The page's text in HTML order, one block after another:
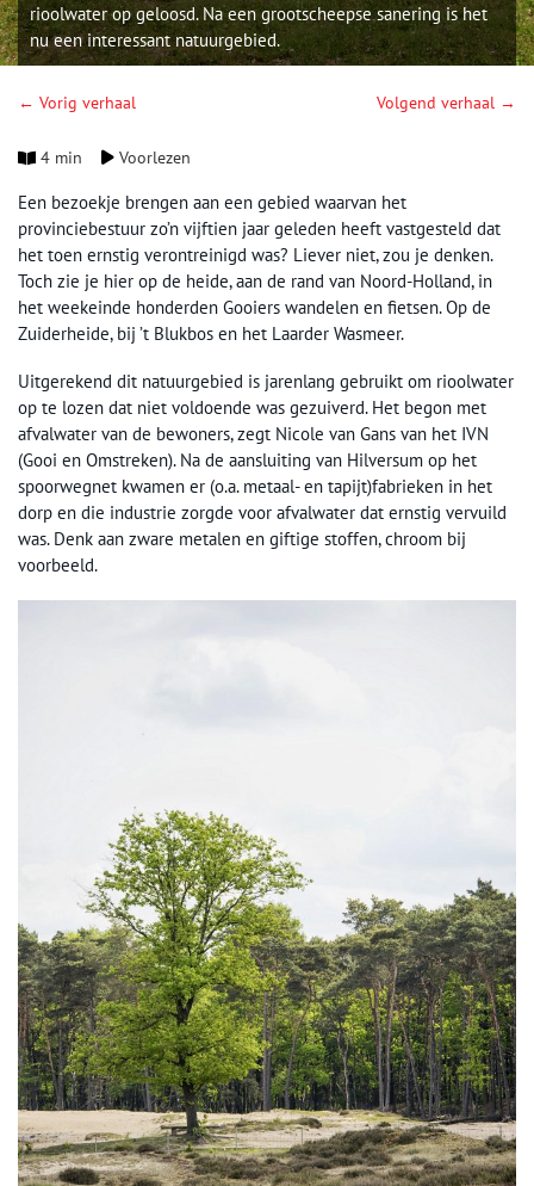
rioolwater op geloosd. Na een grootscheepse sanering is het
nu een interessant natuurgebied.
← Vorig verhaal Volgend verhaal →
4 min Voorlezen
Een bezoekje brengen aan een gebied waarvan het
provinciebestuur zo’n vijftien jaar geleden heeft vastgesteld dat
het toen ernstig verontreinigd was? Liever niet, zou je denken.
Toch zie je hier op de heide, aan de rand van Noord-Holland, in
het weekeinde honderden Gooiers wandelen en fietsen. Op de
Zuiderheide, bij ’t Blukbos en het Laarder Wasmeer.
Uitgerekend dit natuurgebied is jarenlang gebruikt om rioolwater
op te lozen dat niet voldoende was gezuiverd. Het begon met
afvalwater van de bewoners, zegt Nicole van Gans van het IVN
(Gooi en Omstreken). Na de aansluiting van Hilversum op het
spoorwegnet kwamen er (o.a. metaal- en tapijt)fabrieken in het
dorp en die industrie zorgde voor afvalwater dat ernstig vervuild
was. Denk aan zware metalen en giftige stoffen, chroom bij
voorbeeld.